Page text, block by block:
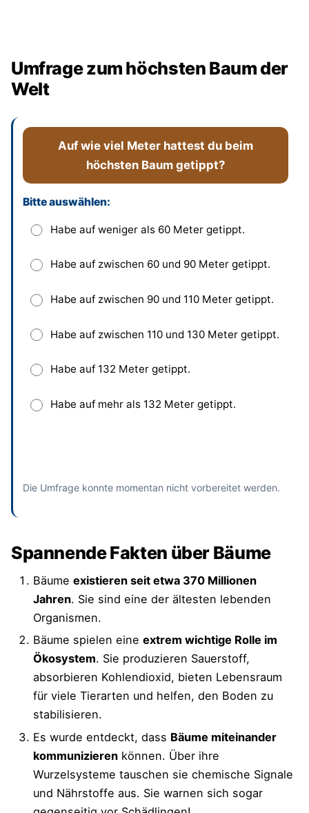
Umfrage zum höchsten Baum der
Welt
Auf wie viel Meter hattest du beim
höchsten Baum getippt?
Dieses Feld bitte leer lassen
Bitte auswählen:
Habe auf weniger als 60 Meter getippt.
Habe auf zwischen 60 und 90 Meter getippt.
Habe auf zwischen 90 und 110 Meter getippt.
Habe auf zwischen 110 und 130 Meter getippt.
Habe auf 132 Meter getippt.
Habe auf mehr als 132 Meter getippt.
Die Umfrage konnte momentan nicht vorbereitet werden.
Spannende Fakten über Bäume
Bäume existieren seit etwa 370 Millionen
Jahren. Sie sind eine der ältesten lebenden
Organismen.
Bäume spielen eine extrem wichtige Rolle im
Ökosystem. Sie produzieren Sauerstoff,
absorbieren Kohlendioxid, bieten Lebensraum
für viele Tierarten und helfen, den Boden zu
stabilisieren.
Es wurde entdeckt, dass Bäume miteinander
kommunizieren können. Über ihre
Wurzelsysteme tauschen sie chemische Signale
und Nährstoffe aus. Sie warnen sich sogar